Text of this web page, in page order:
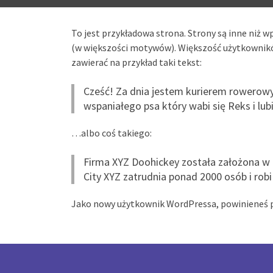
To jest przykładowa strona. Strony są inne niż
(w większości motywów). Większość
zawierać na przykład taki tekst:
Cześć! Za dnia jestem kurierem
wspaniałego psa który wabi się Reks i
…albo coś takiego:
Firma XYZ Doohickey została
City XYZ zatrudnia ponad 2000 osób i
Jako nowy użytkownik WordPressa, powinieneś